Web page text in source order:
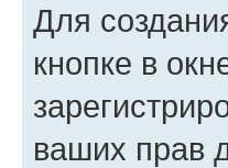
Для
кнопке в
ваших прав